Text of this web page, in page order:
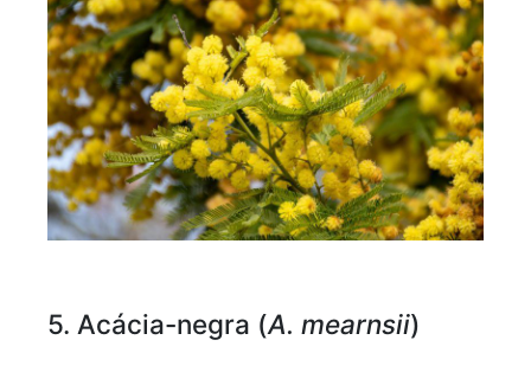
5. Acácia-negra (A. mearnsii)